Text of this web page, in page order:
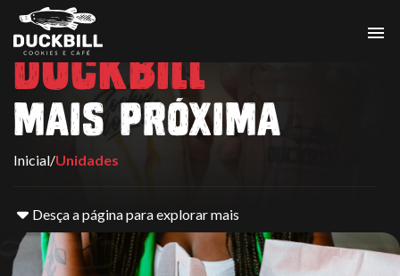
ENCONTRE A
DUCKBILL
MAIS PRÓXIMA
Inicial/Unidades
Desça a página para explorar mais